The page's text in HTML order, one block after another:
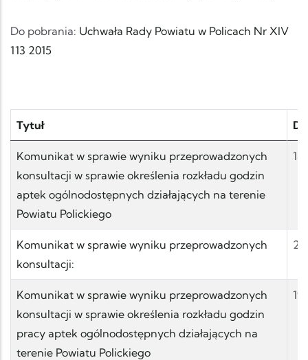
Do pobrania: Uchwała Rady Powiatu w Policach Nr XIV
113 2015
Tytuł
Komunikat w sprawie wyniku przeprowadzonych
konsultacji w sprawie określenia rozkładu godzin
aptek ogólnodostępnych działających na terenie
Powiatu Polickiego
Komunikat w sprawie wyniku przeprowadzonych
konsultacji:
Komunikat w sprawie wyniku przeprowadzonych
konsultacji w sprawie określenia rozkładu godzin
pracy aptek ogólnodostępnych działających na
terenie Powiatu Polickiego